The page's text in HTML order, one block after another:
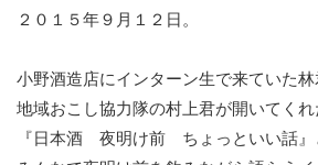
２０１５年９月１２日。
小野酒造店にインターン生で来ていた林
地域おこし協力隊の村上君が開いてくれ
『日本酒 夜明け前 ちょっといい話』